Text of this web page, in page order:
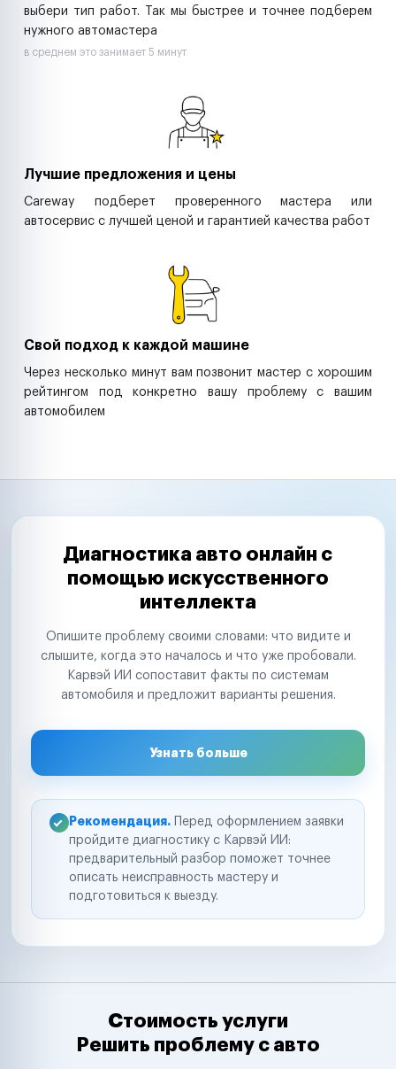
выбери тип работ. Так мы быстрее и точнее подберем
нужного автомастера
в среднем это занимает 5 минут
Лучшие предложения и цены
Careway подберет проверенного мастера или
автосервис с лучшей ценой и гарантией качества работ
Свой подход к каждой машине
Через несколько минут вам позвонит мастер с хорошим
рейтингом под конкретно вашу проблему с вашим
автомобилем
Диагностика авто онлайн с
помощью искусственного
интеллекта
Опишите проблему своими словами: что видите и
слышите, когда это началось и что уже пробовали.
Карвэй ИИ сопоставит факты по системам
автомобиля и предложит варианты решения.
Узнать больше
Рекомендация. Перед оформлением заявки
пройдите диагностику с Карвэй ИИ:
предварительный разбор поможет точнее
описать неисправность мастеру и
подготовиться к выезду.
Стоимость услуги
Решить проблему с авто